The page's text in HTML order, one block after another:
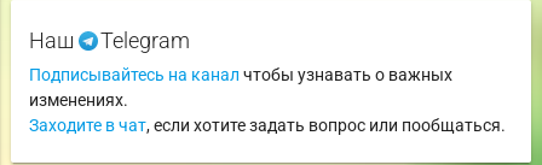
Наш Telegram
Подписывайтесь на канал чтобы узнавать о важных
изменениях.
Заходите в чат, если хотите задать вопрос или пообщаться.